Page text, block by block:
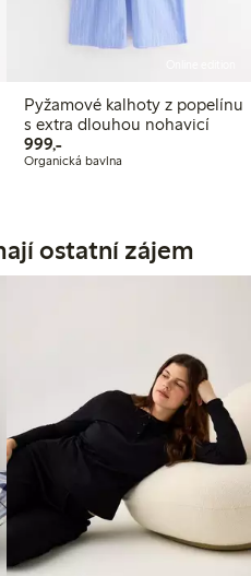
Pyžamové kalhoty z popelínu
s extra dlouhou nohavicí
999,-999,00 Kč
Organická bavlna
ostatní zájem